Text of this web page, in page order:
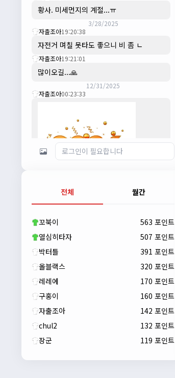
황사. 미세먼지의 계절...ㅠ
3/28/2025
자출조아19:20:38
자전거 며칠 못타도 좋으니 비 좀 ㄴ
자출조아19:21:01
많이오길...🙏
12/31/2025
자출조아00:23:33
새해 복많이 받으세요!!
자출조아00:23:55
새해 복많이 받으세요!!
전체 월간
꼬북이
563 포인트
열심히타자
507 포인트
박터틀
391 포인트
올블랙스
320 포인트
레레에
170 포인트
구홍이
160 포인트
자출조아
142 포인트
chul2
132 포인트
장군
119 포인트